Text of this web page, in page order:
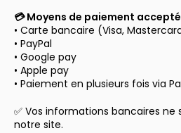
💳 Moyens de paiement
• Carte bancaire (Visa,
• PayPal
• Google pay
• Apple pay
• Paiement en plusieurs fois via
✅ Vos informations bancaires
notre site.